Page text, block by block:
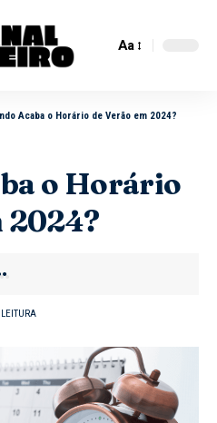
Aa
Acaba o Horário de Verão em 2024?
o Horário
2024?